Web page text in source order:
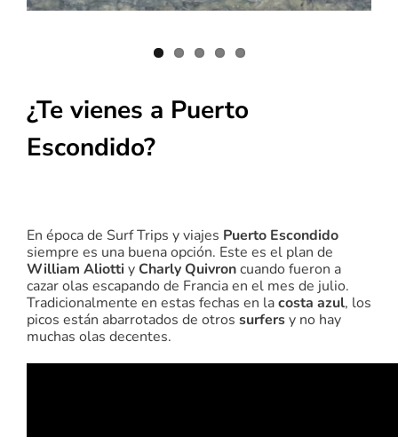
¿Te vienes a Puerto
Escondido?
En época de Surf Trips y viajes Puerto Escondido
siempre es una buena opción. Este es el plan de
William Aliottiy Charly Quivroncuando fueron a
cazar olas escapando de Francia en el mes de julio.
Tradicionalmente en estas fechas en lacosta azul, los
picos están abarrotados de otros surfersy no hay
muchas olas decentes.